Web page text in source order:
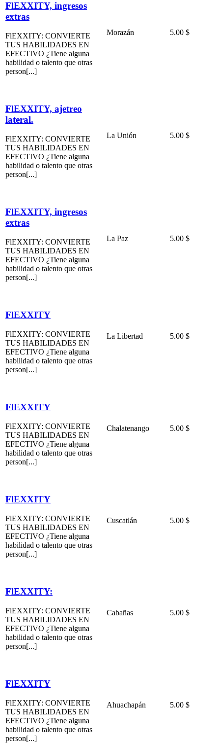
FlEXXITY, ingresos
extras
FlEXXITY: CONVIERTE
TUS HABILIDADES EN
EFECTIVO ¿Tiene alguna
habilidad o talento que otras
person[...]
Morazán 5.00 $
FlEXXITY, ajetreo
lateral.
FlEXXITY: CONVIERTE
TUS HABILIDADES EN
EFECTIVO ¿Tiene alguna
habilidad o talento que otras
person[...]
La Unión 5.00 $
FlEXXITY, ingresos
extras
FlEXXITY: CONVIERTE
TUS HABILIDADES EN
EFECTIVO ¿Tiene alguna
habilidad o talento que otras
person[...]
La Paz 5.00 $
FlEXXITY
FlEXXITY: CONVIERTE
TUS HABILIDADES EN
EFECTIVO ¿Tiene alguna
habilidad o talento que otras
person[...]
La Libertad 5.00 $
FlEXXITY
FlEXXITY: CONVIERTE
TUS HABILIDADES EN
EFECTIVO ¿Tiene alguna
habilidad o talento que otras
person[...]
Chalatenango 5.00 $
FlEXXITY
FlEXXITY: CONVIERTE
TUS HABILIDADES EN
EFECTIVO ¿Tiene alguna
habilidad o talento que otras
person[...]
Cuscatlán 5.00 $
FlEXXITY:
FlEXXITY: CONVIERTE
TUS HABILIDADES EN
EFECTIVO ¿Tiene alguna
habilidad o talento que otras
person[...]
Cabañas 5.00 $
FlEXXITY
FlEXXITY: CONVIERTE
TUS HABILIDADES EN
EFECTIVO ¿Tiene alguna
habilidad o talento que otras
person[...]
Ahuachapán 5.00 $